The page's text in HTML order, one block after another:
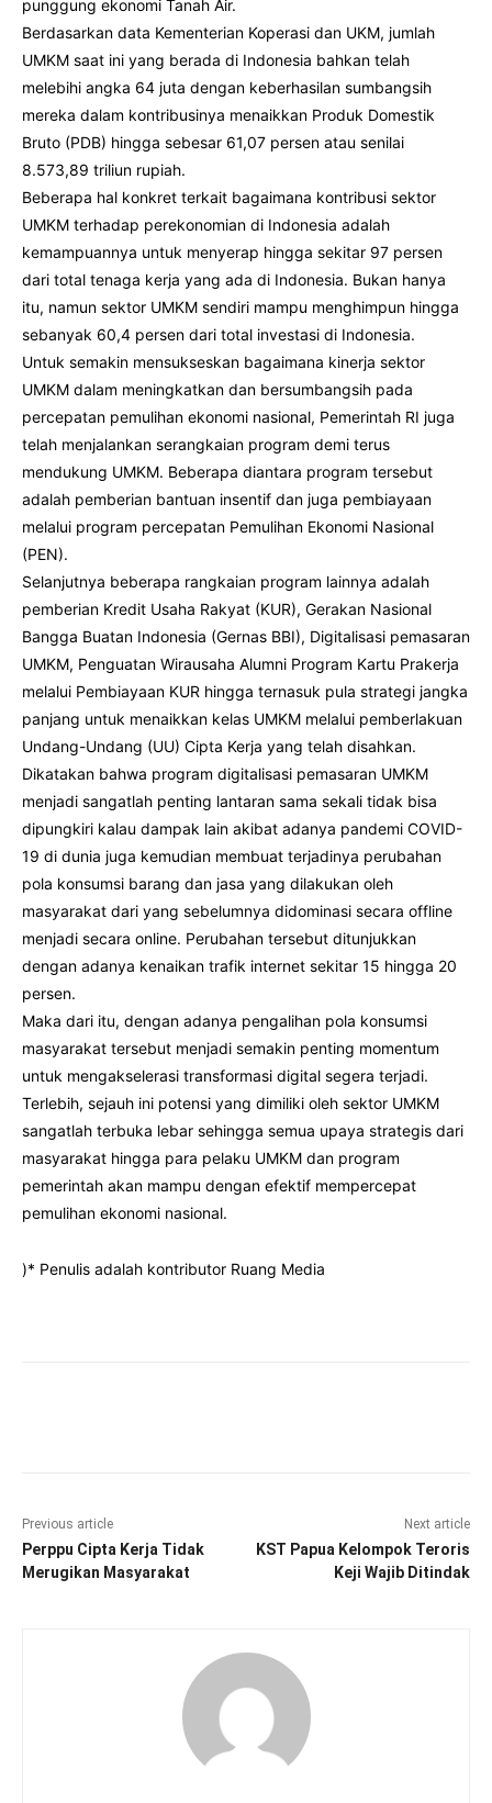
punggung ekonomi Tanah Air.
Berdasarkan data Kementerian Koperasi dan UKM, jumlah
UMKM saat ini yang berada di Indonesia bahkan telah
melebihi angka 64 juta dengan keberhasilan sumbangsih
mereka dalam kontribusinya menaikkan Produk Domestik
Bruto (PDB) hingga sebesar 61,07 persen atau senilai
8.573,89 triliun rupiah.
Beberapa hal konkret terkait bagaimana kontribusi sektor
UMKM terhadap perekonomian di Indonesia adalah
kemampuannya untuk menyerap hingga sekitar 97 persen
dari total tenaga kerja yang ada di Indonesia. Bukan hanya
itu, namun sektor UMKM sendiri mampu menghimpun hingga
sebanyak 60,4 persen dari total investasi di Indonesia.
Untuk semakin mensukseskan bagaimana kinerja sektor
UMKM dalam meningkatkan dan bersumbangsih pada
percepatan pemulihan ekonomi nasional, Pemerintah RI juga
telah menjalankan serangkaian program demi terus
mendukung UMKM. Beberapa diantara program tersebut
adalah pemberian bantuan insentif dan juga pembiayaan
melalui program percepatan Pemulihan Ekonomi Nasional
(PEN).
Selanjutnya beberapa rangkaian program lainnya adalah
pemberian Kredit Usaha Rakyat (KUR), Gerakan Nasional
Bangga Buatan Indonesia (Gernas BBI), Digitalisasi pemasaran
UMKM, Penguatan Wirausaha Alumni Program Kartu Prakerja
melalui Pembiayaan KUR hingga ternasuk pula strategi jangka
panjang untuk menaikkan kelas UMKM melalui pemberlakuan
Undang-Undang (UU) Cipta Kerja yang telah disahkan.
Dikatakan bahwa program digitalisasi pemasaran UMKM
menjadi sangatlah penting lantaran sama sekali tidak bisa
dipungkiri kalau dampak lain akibat adanya pandemi COVID-
19 di dunia juga kemudian membuat terjadinya perubahan
pola konsumsi barang dan jasa yang dilakukan oleh
masyarakat dari yang sebelumnya didominasi secara offline
menjadi secara online. Perubahan tersebut ditunjukkan
dengan adanya kenaikan trafik internet sekitar 15 hingga 20
persen.
Maka dari itu, dengan adanya pengalihan pola konsumsi
masyarakat tersebut menjadi semakin penting momentum
untuk mengakselerasi transformasi digital segera terjadi.
Terlebih, sejauh ini potensi yang dimiliki oleh sektor UMKM
sangatlah terbuka lebar sehingga semua upaya strategis dari
masyarakat hingga para pelaku UMKM dan program
pemerintah akan mampu dengan efektif mempercepat
pemulihan ekonomi nasional.
)* Penulis adalah kontributor Ruang Media
Previous article
Perppu Cipta Kerja Tidak
Merugikan Masyarakat
Next article
KST Papua Kelompok Teroris
Keji Wajib Ditindak